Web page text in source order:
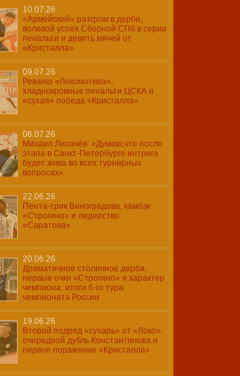
10.07.26
«Армейский» разгром в дерби,
волевой успех Сборной СПб в серии
пенальти и девять мячей от
«Кристалла»
09.07.26
Реванш «Локомотива»,
хладнокровные пенальти ЦСКА и
«сухая» победа «Кристалла»
06.07.26
Михаил Лихачёв: «Думаю,что после
этапа в Санкт-Петербурге интрига
будет жива во всех турнирных
вопросах»
22.06.26
Пента-трик Виноградова, камбэк
«Строгино» и лидерство
«Саратова»
20.06.26
Драматичное столичное дерби,
первые очки «Строгино» и характер
чемпиона: итоги 6-го тура
чемпионата России
19.06.26
Второй подряд «сухарь» от «Локо»,
очередной дубль Константинова и
первое поражение «Кристалла»